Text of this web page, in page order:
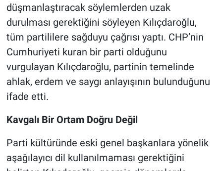
düşmanlaştıracak söylemlerden uzak
durulması gerektiğini söyleyen Kılıçdaroğlu,
tüm partililere sağduyu çağrısı yaptı. CHP’nin
Cumhuriyeti kuran bir parti olduğunu
vurgulayan Kılıçdaroğlu, partinin temelinde
ahlak, erdem ve saygı anlayışının bulunduğunu
ifade etti.
Kavgalı Bir Ortam Doğru Değil
Parti kültüründe eski genel başkanlara yönelik
aşağılayıcı dil kullanılmaması gerektiğini